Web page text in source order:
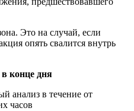
Это на случай, если
опять свалится внутрь
конце дня
анализ в течение от
часов